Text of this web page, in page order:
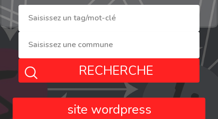
RECHERCHE
site wordpress